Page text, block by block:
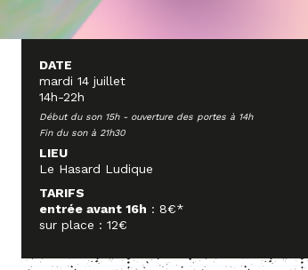
DATE
mardi 14 juillet
14h-22h
Début du son 15h - ouverture des portes à 14h
Fin du son à 21h30
LIEU
Le Hasard Ludique
TARIFS
entrée avant 16h : 8€*
sur place : 12€